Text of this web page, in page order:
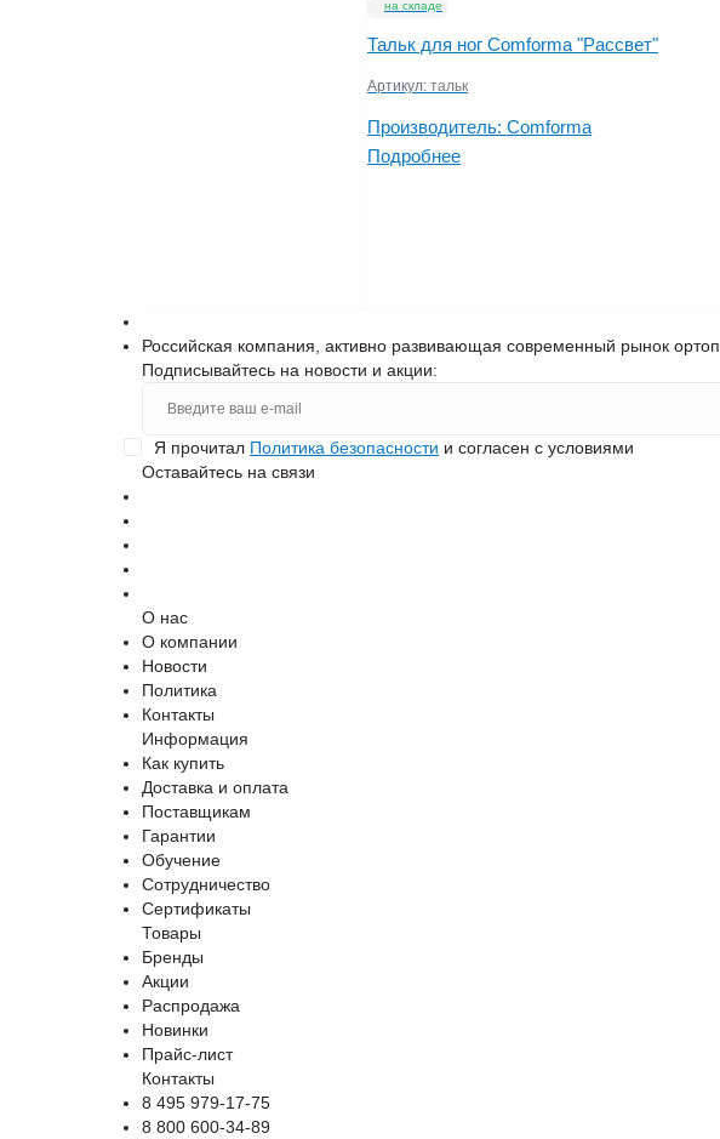
на складе
Тальк для ног Comforma "Рассвет"
Артикул: тальк
Производитель: Comforma
Подробнее
Российская компания, активно развивающая современный рынок
Подписывайтесь на новости и акции:
Я прочитал Политика безопасности и согласен с условиями
Оставайтесь на связи
О нас
О компании
Новости
Политика
Контакты
Информация
Как купить
Доставка и оплата
Поставщикам
Гарантии
Обучение
Сотрудничество
Сертификаты
Товары
Бренды
Акции
Распродажа
Новинки
Прайс-лист
Контакты
8 495 979-17-75
8 800 600-34-89